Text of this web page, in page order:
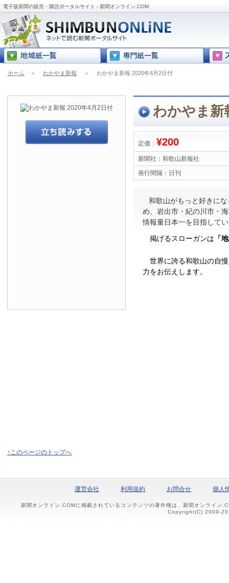
電子版新聞の販売・購読ポータルサイト - 新聞オンライン.COM
ホーム ＞ わかやま新報 ＞ わかやま新報 2020年4月2日付
わかやま新
定価： ¥200
新聞社： 和歌山新報社
発行間隔： 日刊
和歌山がもっと好きに
め、岩出市・紀の川市・
情報量日本一を目指して
掲げるスローガンは 「
世界に誇る和歌山の自
力をお伝えします。
↑このページのトップへ
運営会社 利用規約 お問合せ 個人
新聞オンライン.COMに掲載されているコンテンツの著作権は、新聞オンライン
Copyright(C) 2009-